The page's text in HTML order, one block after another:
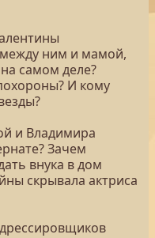
ним и мамой,
самом деле?
И кому
и Владимира
Зачем
внука в дом
скрывала актриса